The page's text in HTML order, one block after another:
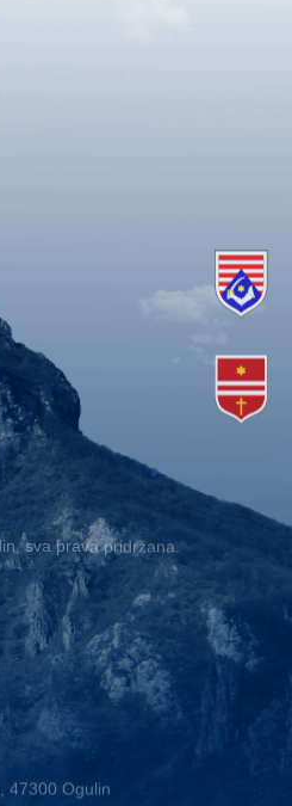
sva prava pridržana.